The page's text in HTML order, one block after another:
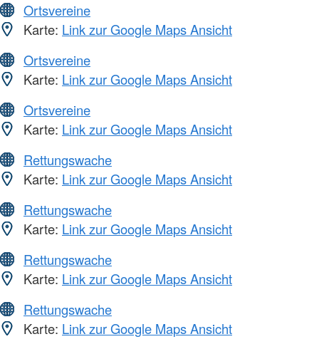
Ortsvereine
Karte: Link zur Google Maps Ansicht
Ortsvereine
Karte: Link zur Google Maps Ansicht
Ortsvereine
Karte: Link zur Google Maps Ansicht
Rettungswache
Karte: Link zur Google Maps Ansicht
Rettungswache
Karte: Link zur Google Maps Ansicht
Rettungswache
Karte: Link zur Google Maps Ansicht
Rettungswache
Karte: Link zur Google Maps Ansicht